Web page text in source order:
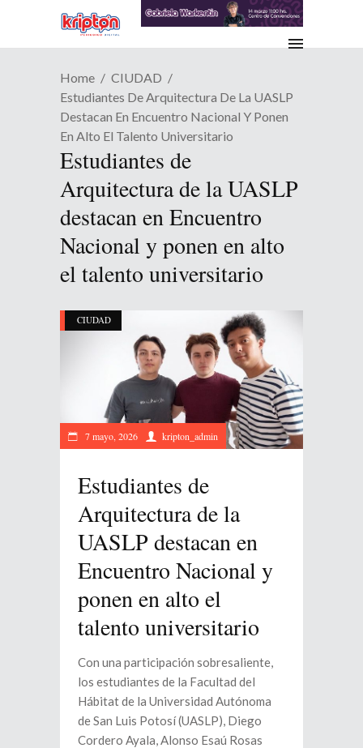
Home
CIUDAD
Estudiantes De Arquitectura De La UASLP
Destacan En Encuentro Nacional Y Ponen
En Alto El Talento Universitario
Estudiantes de
Arquitectura de la UASLP
destacan en Encuentro
Nacional y ponen en alto
el talento universitario
CIUDAD
7 mayo, 2026 kripton_admin
Estudiantes de
Arquitectura de la
UASLP destacan en
Encuentro Nacional y
ponen en alto el
talento universitario
Con una participación sobresaliente,
los estudiantes de la Facultad del
Hábitat de la Universidad Autónoma
de San Luis Potosí (UASLP), Diego
Cordero Ayala, Alonso Esaú Rosas